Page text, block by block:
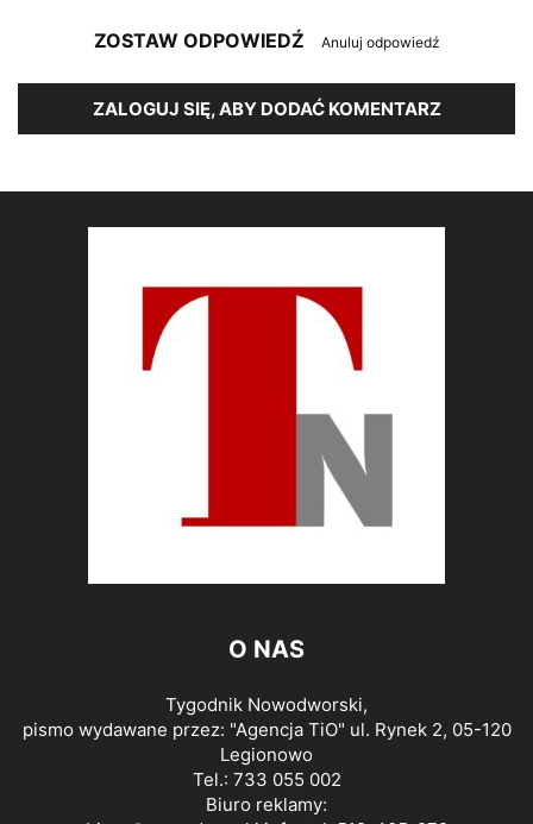
ZOSTAW ODPOWIEDŹ Anuluj odpowiedź
ZALOGUJ SIĘ, ABY DODAĆ KOMENTARZ
O NAS
Tygodnik Nowodworski,
pismo wydawane przez: "Agencja TiO" ul. Rynek 2, 05-120
Legionowo
Tel.: 733 055 002
Biuro reklamy: